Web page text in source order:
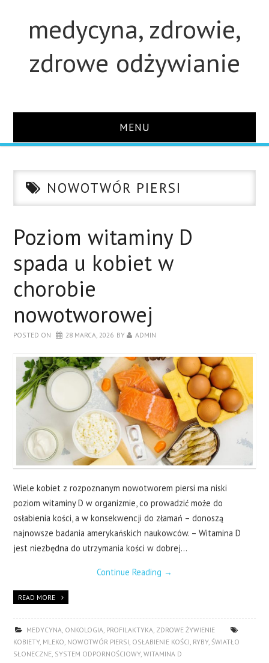
medycyna, zdrowie,
zdrowe odżywianie
MENU
STUDIA
KONTAKT
NOWOTWÓR PIERSI
Poziom witaminy D
spada u kobiet w
chorobie
nowotworowej
POSTED ON 28 MARCA, 2026 BY ADMIN
Wiele kobiet z rozpoznanym nowotworem piersi ma niski
poziom witaminy D w organizmie, co prowadzić może do
osłabienia kości, a w konsekwencji do złamań – donoszą
najnowsze badania amerykańskich naukowców. – Witamina D
jest niezbędna do utrzymania kości w dobrej…
Continue Reading →
READ MORE
MEDYCYNA, ONKOLOGIA, PROFILAKTYKA, ZDROWE ŻYWIENIE
KOBIETY, MLEKO, NOWOTWÓR PIERSI, OSŁABIENIE KOŚCI, RYBY,ŚWIATŁO
SŁONECZNE, SYSTEM ODPORNOŚCIOWY,WITAMINA D